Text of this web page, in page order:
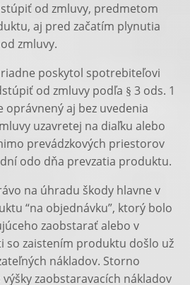
od zmluvy, predmetom
aj pred začatím plynutia
zmluvy.
poskytol spotrebiteľovi
od zmluvy podľa § 3 ods. 1
aj bez uvedenia
uzavretej na diaľku alebo
prevádzkových priestorov
odo dňa prevzatia produktu.
na úhradu škody hlavne v
“na objednávku”, ktorý bolo
zaobstarať alebo v
so zaistením produktu došlo už
nákladov. Storno
zaobstaravacích nákladov